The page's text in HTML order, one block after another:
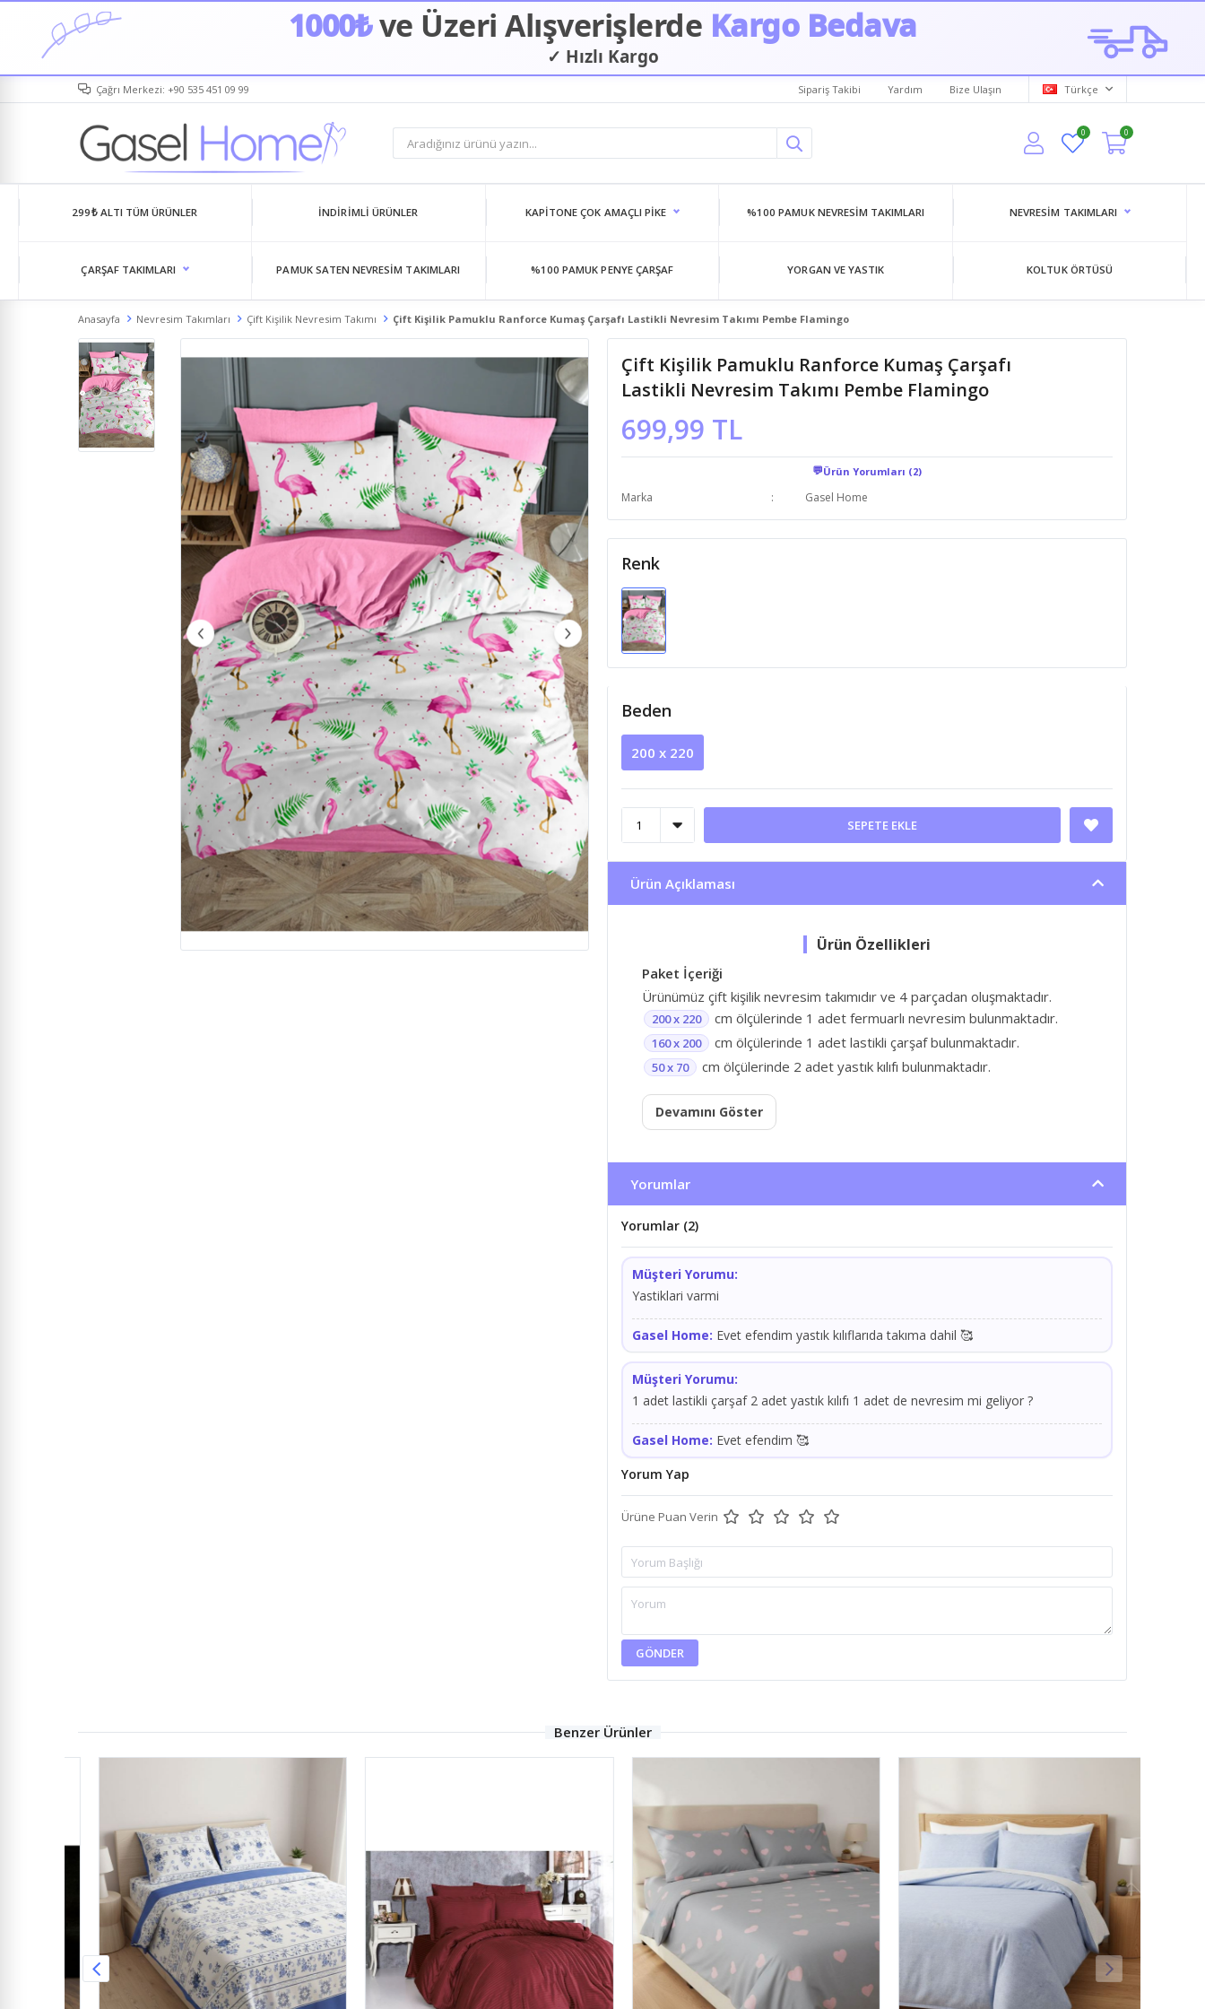
1000₺ve Üzeri Alışverişlerde Kargo Bedava
✓ Hızlı Kargo
✓ Güvenilir Alışveriş
Çağrı Merkezi: +90 535 451 09 99 Sipariş Takibi Yardım Bize Ulaşın Türkçe
0 0
299₺ ALTI TÜM ÜRÜNLER İNDIRIMLI ÜRÜNLER KAPITONE ÇOK AMAÇLI PIKE %100 PAMUK NEVRESIM TAKIMLARI NEVRESIM TAKIMLARI
ÇARŞAF TAKIMLARI PAMUK SATEN NEVRESIM TAKIMLARI %100 PAMUK PENYE ÇARŞAF YORGAN VE YASTIK KOLTUK ÖRTÜSÜ
Anasayfa Nevresim Takımları Çift Kişilik Nevresim Takımı Çift Kişilik Pamuklu Ranforce Kumaş Çarşafı Lastikli Nevresim Takımı Pembe Flamingo
Çift Kişilik Pamuklu Ranforce Kumaş Çarşafı
Lastikli Nevresim Takımı Pembe Flamingo
699,99 TL
💬Ürün Yorumları (2)
Marka Gasel Home
Renk
Beden
200 x 220
SEPETE EKLE
Ürün Açıklaması
Paket İçeriği
Ürünümüz çift kişilik nevresim takımıdır ve 4 parçadan oluşmaktadır.
200 x 220 cm ölçülerinde 1 adet fermuarlı nevresim bulunmaktadır.
160 x 200 cm ölçülerinde 1 adet lastikli çarşaf bulunmaktadır.
50 x 70 cm ölçülerinde 2 adet yastık kılıfı bulunmaktadır.
Devamını Göster
Yorumlar
Yorumlar (2)
Müşteri Yorumu:
Yastiklari varmi
Gasel Home: Evet efendim yastık kılıflarıda takıma dahil 🥰
Müşteri Yorumu:
1 adet lastikli çarşaf 2 adet yastık kılıfı 1 adet de nevresim mi geliyor ?
Gasel Home: Evet efendim 🥰
Yorum Yap
Ürüne Puan Verin
GÖNDER
Benzer Ürünler